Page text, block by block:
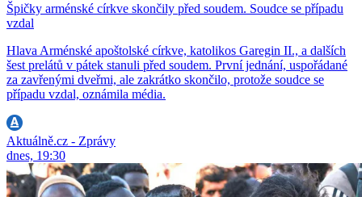
Špičky arménské církve skončily před soudem. Soudce se případu
vzdal
Hlava Arménské apoštolské církve, katolikos Garegin II., a dalších
šest prelátů v pátek stanuli před soudem. První jednání, uspořádané
za zavřenými dveřmi, ale zakrátko skončilo, protože soudce se
případu vzdal, oznámila média.
Aktuálně.cz - Zprávy
dnes, 19:30